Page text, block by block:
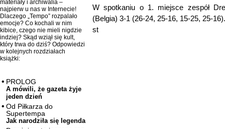
materiały i archiwalia –
najpierw u nas w Internecie!
Dlaczego „Tempo” rozpalało
emocje? Co kochali w nim
kibice, czego nie mieli nigdzie
indziej? Skąd wziął się kult,
który trwa do dziś? Odpowiedzi
w kolejnych rozdziałach
książki:
PROLOG
A mówili, że gazeta żyje
jeden dzień
Od Piłkarza do
Supertempa
Jak narodziła się legenda
W spotkaniu o 1. miejsce zespół
(Belgia) 3-1 (26-24, 25-16, 15-25, 25-16).
st